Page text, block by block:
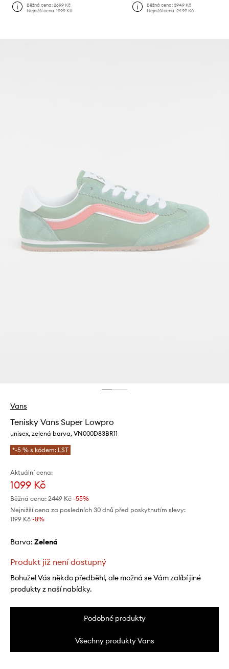
Běžná cena:2699 Kč
Nejnižší cena:1999 Kč
Běžná cena: 3949 Kč
Nejnižší cena: 2499 Kč
Vans
Tenisky Vans Super Lowpro
unisex, zelená barva, VN000D83BR11
*-5 % s kódem: LST
Aktuální cena:
1099 Kč
Běžná cena: 2449 Kč -55%
Nejnižší cena za posledních 30 dnů před poskytnutím slevy:
1199 Kč -8%
Barva: zelená
Produkt již není dostupný
Bohužel Vás někdo předběhl, ale možná se Vám zalíbí jiné
produkty z naší nabídky.
Podobné produkty
Všechny produkty Vans